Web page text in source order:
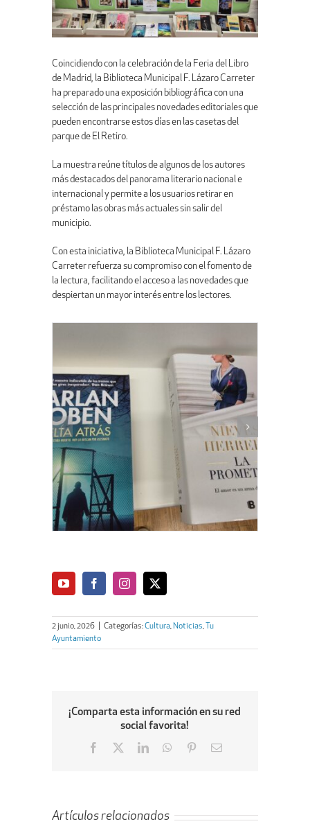
Coincidiendo con la celebración de la Feria del Libro
de Madrid, la Biblioteca Municipal F. Lázaro Carreter
ha preparado una exposición bibliográfica con una
selección de las principales novedades editoriales que
pueden encontrarse estos días en las casetas del
parque de El Retiro.
La muestra reúne títulos de algunos de los autores
más destacados del panorama literario nacional e
internacional y permite a los usuarios retirar en
préstamo las obras más actuales sin salir del
municipio.
Con esta iniciativa, la Biblioteca Municipal F. Lázaro
Carreter refuerza su compromiso con el fomento de
la lectura, facilitando el acceso a las novedades que
despiertan un mayor interés entre los lectores.
2 junio, 2026 Categorías:Cultura, Noticias,
Tu
Ayuntamiento
¡Comparta esta información en su red
social favorita!
Facebook
LinkedInWhatsApp
PinterestEmail
Artículos relacionados